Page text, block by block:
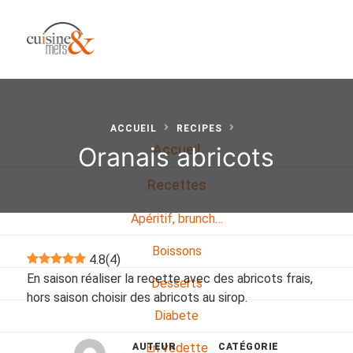
Accueil
Recettes
Apéritif, brunch…
Boissons
Desserts
Diabete
En vedette
ACCUEIL RECIPES
Oranais abricots
4.8(4)
En saison réaliser la recette avec des abricots frais,
hors saison choisir des abricots au sirop.
AUTEUR CATÉGORIE